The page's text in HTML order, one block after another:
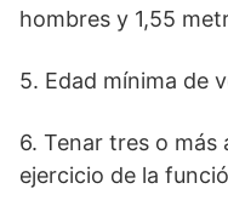
hombres y 1,55
5. Edad mínima de
6. Tenar tres o más
ejercicio de la